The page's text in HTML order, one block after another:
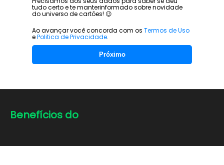
tudo certo e te manterinformado sobre novidade
do universo de cartões! 😉
Ao avançar você concorda com os Termos de Uso
ePolitica de Privacidade.
Próximo
Benefícios do